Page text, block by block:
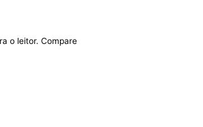
o leitor. Compare